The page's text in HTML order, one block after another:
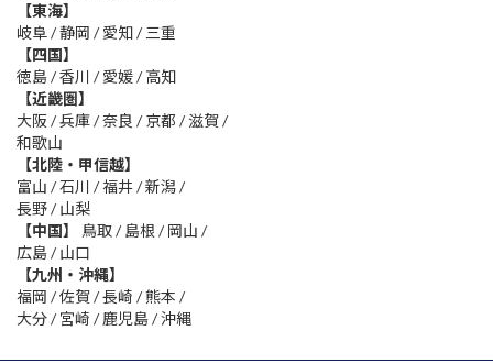
【東海】
岐阜 / 静岡 / 愛知 / 三重
【四国】
徳島 / 香川 / 愛媛 / 高知
【近畿圏】
大阪 / 兵庫 / 奈良 / 京都 / 滋賀 /
和歌山
【北陸・甲信越】
富山 / 石川 / 福井 / 新潟 /
長野 / 山梨
【中国】
鳥取 / 島根 / 岡山 /
広島 / 山口
【九州・沖縄】
福岡 / 佐賀 / 長崎 / 熊本 /
大分 / 宮崎 / 鹿児島 / 沖縄